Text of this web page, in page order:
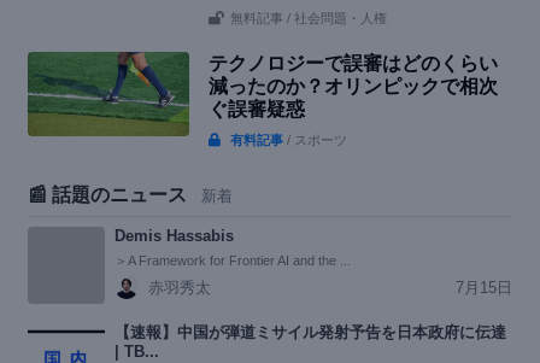
無料記事 / 社会問題・人権
テクノロジーで誤審はどのくらい
減ったのか？オリンピックで相次
ぐ誤審疑惑
有料記事 / スポーツ
📰 話題のニュース 新着
Demis Hassabis
＞A Framework for Frontier AI and the ...
赤羽秀太 7月15日
【速報】中国が弾道ミサイル発射予告を日本政府に伝達
| TB...